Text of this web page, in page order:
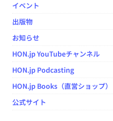
イベント
出版物
お知らせ
HON.jp YouTubeチャンネル
HON.jp Podcasting
HON.jp Books（直営ショップ）
公式サイト